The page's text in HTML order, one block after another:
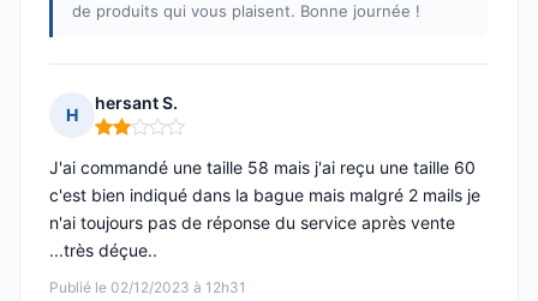
de produits qui vous plaisent. Bonne journée !
H
hersant S.
Note : 2 sur 5
Publié le 02/12/2023 à 12h31
J'ai commandé une taille 58 mais j'ai reçu une taille 60
c'est bien indiqué dans la bague mais malgré 2 mails je
n'ai toujours pas de réponse du service après vente
...très déçue..